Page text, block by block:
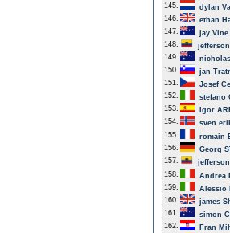
145.
dylan
146.
ethan
147.
jay Vine
148.
149.
150.
jan
151.
Josef
152.
stefano
153.
Igor
154.
sven
155.
romain
156.
Georg
157.
158.
Andrea
159.
Alessio
160.
james
161.
simon
162.
Fran